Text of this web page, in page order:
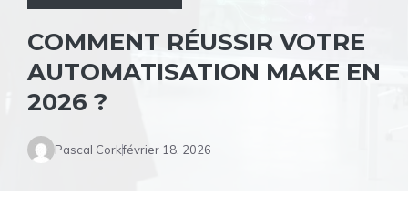
COMMENT RÉUSSIR VOTRE
AUTOMATISATION MAKE EN
2026 ?
Pascal Corkfévrier 18, 2026